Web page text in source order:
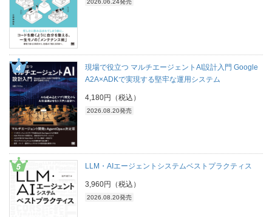
2026.06.24発売
現場で役立つ マルチエージェントAI設計入門 Google
A2A×ADKで実現する堅牢な運用システム
4,180円（税込）
2026.08.20発売
LLM・AIエージェントシステムベストプラクティス
3,960円（税込）
2026.08.20発売